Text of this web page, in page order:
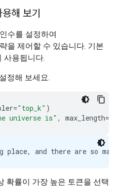
해 보기
인수를 설정하여
을 제어할 수 있습니다. 기본
사용됩니다.
정해 보세요.
="top_k" )
universe is" , max_length=
확률이 가장 높은 토큰을 선택